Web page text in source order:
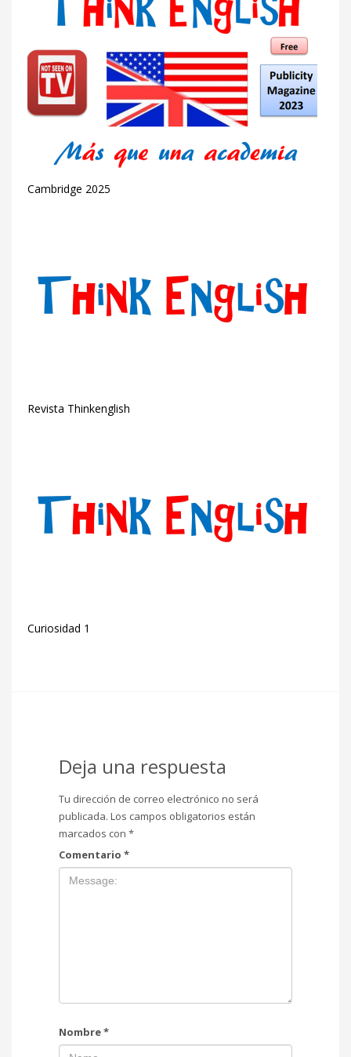
Cambridge 2025
Revista Thinkenglish
Curiosidad 1
Deja una respuesta
Tu dirección de correo electrónico no será
publicada. Los campos obligatorios están
marcados con *
Comentario *
Nombre*